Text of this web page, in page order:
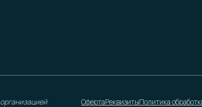
ОфертаРеквизитыПолитика